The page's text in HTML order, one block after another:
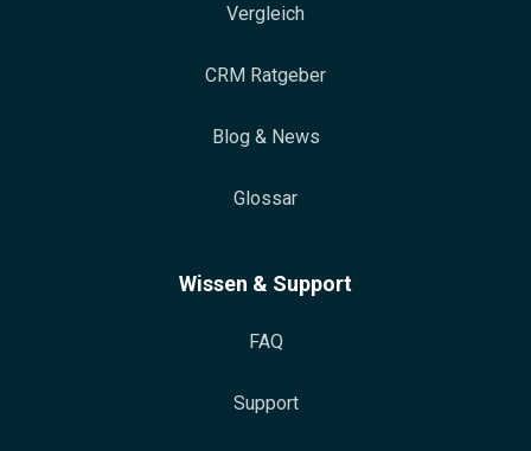
Vergleich
CRM Ratgeber
Blog & News
Glossar
Wissen & Support
FAQ
Support